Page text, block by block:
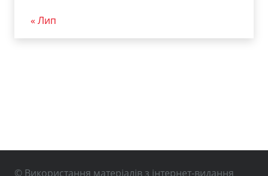
« Лип
© Використання матеріалів з інтернет-видання